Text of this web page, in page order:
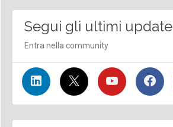
Segui gli ultimi update
Entra nella community